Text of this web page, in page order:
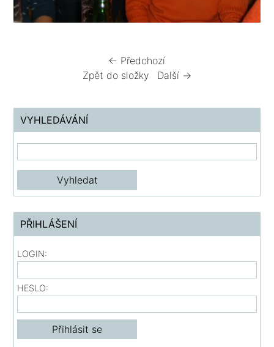
← Předchozí
Zpět do složky
Další →
VYHLEDÁVÁNÍ
PŘIHLÁŠENÍ
LOGIN:
HESLO: